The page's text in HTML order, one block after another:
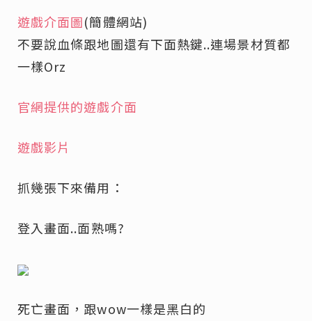
遊戲介面圖(簡體網站)
不要說血條跟地圖還有下面熱鍵..連場景材質都
一樣Orz
官網提供的遊戲介面
遊戲影片
抓幾張下來備用：
登入畫面..面熟嗎?
死亡畫面，跟wow一樣是黑白的